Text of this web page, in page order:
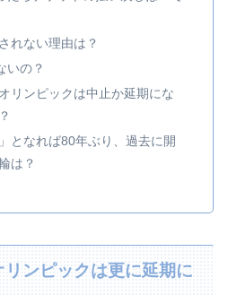
れない理由は？
いの？
リンピックは中止か延期にな
となれば80年ぶり、過去に開
は？
ンピックは更に延期に